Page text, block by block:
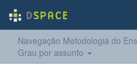
Navegação Metodologia do
Grau por assunto